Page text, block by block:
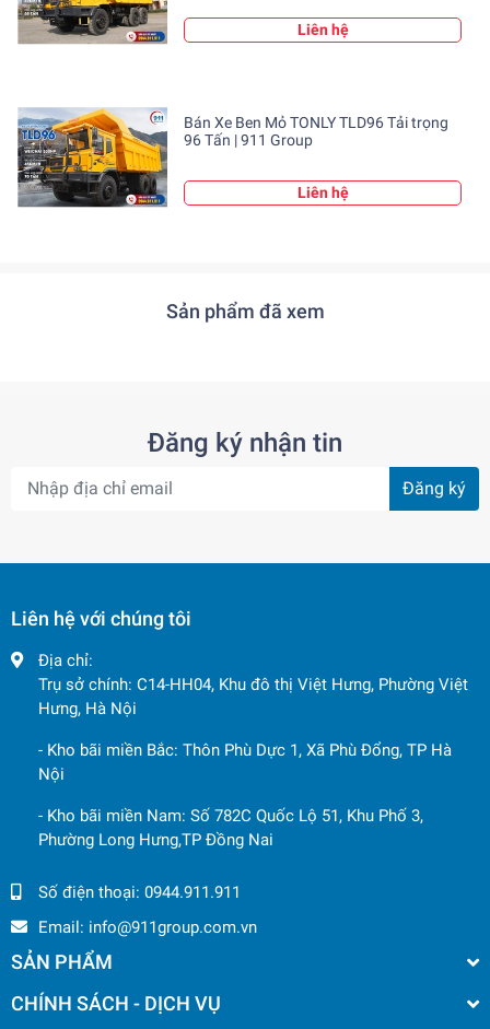
- Lốp xe: 14,00R25
(Xe ben mỏ TONLY TLD90)
II, Ưu điểm nổi bật của xe ben mỏ TONLY
Với tải trọng lên đến 90 tấn, TLD90 có thể vận chuyển khối
lượng lớn đất đá, quặng chỉ trong một chuyến, giúp giảm
số lượt vận hành, tiết kiệm nhiên liệu và chi phí nhân công.
Xe có gầm cao, khung thép gia cường chịu xoắn
, thích
nghi tốt với các địa hình khắc nghiệt tại mỏ đá, mỏ than,
khu vực khai thác lộ thiên. Hệ thống treo bền bỉ, chống xóc
giúp bảo vệ linh kiện và tăng tuổi thọ xe.
3.
Động cơ mạnh mẽ – Vận hành bền bỉ
Trang bị động cơ công suất lớn từ
TLD90 cho khả năng vượt dốc mạnh mẽ, vận hành ổn định
trường cao.
Liên hệ
Bán Xe Ben Mỏ TONLY TLD96 Tải trọng
96 Tấn | 911 Group
Liên hệ
Sản phẩm đã xem
Đăng ký nhận tin
Đăng ký
Liên hệ với chúng tôi
Địa chỉ:
Trụ sở chính: C14-HH04, Khu đô thị Việt Hưng, Phường Việt
Hưng, Hà Nội
- Kho bãi miền Bắc: Thôn Phù Dực 1, Xã Phù Đổng, TP Hà
Nội
- Kho bãi miền Nam: Số 782C Quốc Lộ 51, Khu Phố 3,
Phường Long Hưng,TP Đồng Nai
Số điện thoại: 0944.911.911
Email: info@911group.com.vn
SẢN PHẨM
CHÍNH SÁCH - DỊCH VỤ